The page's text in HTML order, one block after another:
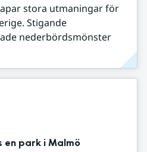
stora utmaningar för
Stigande
nederbördsmönster
en park i Malmö